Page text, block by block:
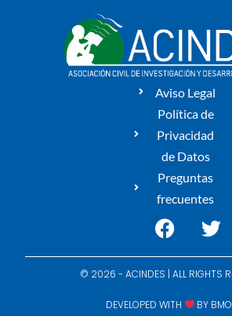
Aviso Legal
Política de
Privacidad
de Datos
Preguntas
frecuentes
© 2026 - ACINDES | ALL RIGHTS
DEVELOPED WITH BY